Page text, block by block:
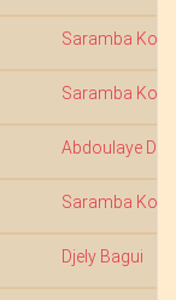
Saramba
Saramba
Abdoulaye
Saramba
Djely Bagui